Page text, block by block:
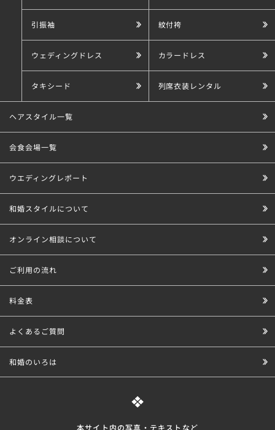
引振袖 紋付袴
ウェディングドレス カラードレス
タキシード 列席衣装レンタル
ヘアスタイル一覧
会食会場一覧
ウエディングレポート
和婚スタイルについて
オンライン相談について
ご利用の流れ
料金表
よくあるご質問
和婚のいろは
本サイト内の写真・テキストなど